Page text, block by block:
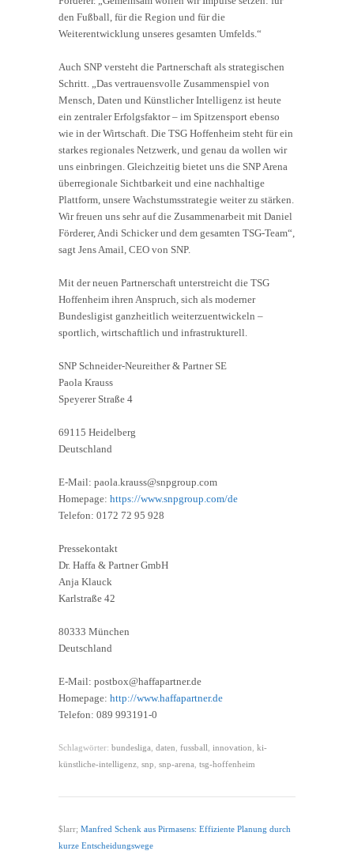
den Fußball, für die Region und für die
Weiterentwicklung unseres gesamten Umfelds.“
Auch SNP versteht die Partnerschaft als strategischen
Schritt. „Das vertrauensvolle Zusammenspiel von
Mensch, Daten und Künstlicher Intelligenz ist heute
ein zentraler Erfolgsfaktor – im Spitzensport ebenso
wie in der Wirtschaft. Die TSG Hoffenheim steht für ein
starkes regionales Netzwerk, und genau da wollen wir
uns einbringen. Gleichzeitig bietet uns die SNP Arena
überregionale Sichtbarkeit und eine nachhaltige
Plattform, unsere Wachstumsstrategie weiter zu stärken.
Wir freuen uns sehr auf die Zusammenarbeit mit Daniel
Förderer, Andi Schicker und dem gesamten TSG-Team“,
sagt Jens Amail, CEO von SNP.
Mit der neuen Partnerschaft unterstreicht die TSG
Hoffenheim ihren Anspruch, sich als moderner
Bundesligist ganzheitlich weiterzuentwickeln –
sportlich, wirtschaftlich und infrastrukturell.
SNP Schneider-Neureither & Partner SE
Paola Krauss
Speyerer Straße 4
69115 Heidelberg
Deutschland
E-Mail: paola.krauss@snpgroup.com
Homepage: https://www.snpgroup.com/de
Telefon: 0172 72 95 928
Pressekontakt
Dr. Haffa & Partner GmbH
Anja Klauck
Karlstraße 42
80333 München
Deutschland
E-Mail: postbox@haffapartner.de
Homepage: http://www.haffapartner.de
Telefon: 089 993191-0
Schlagwörter: bundesliga daten fussball innovation ki-
künstliche-intelligenz snp snp-arena tsg-hoffenheim
$larr; Manfred Schenk aus Pirmasens: Effiziente Planung durch
kurze Entscheidungswege